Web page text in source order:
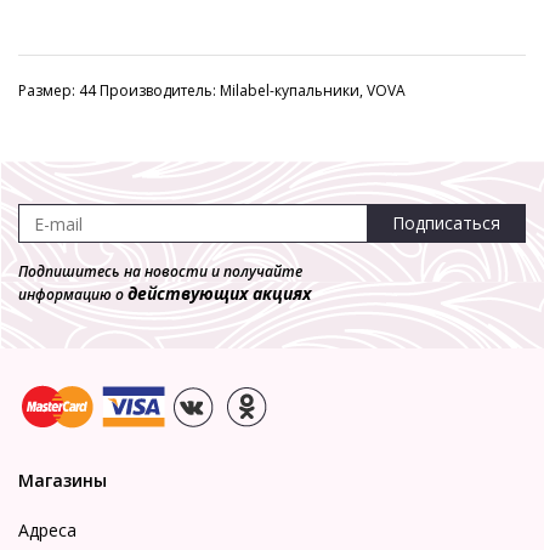
Размер: 44 Производитель: Milabel-купальники, VOVA
Подписаться
Подпишитесь на новости и получайте
информацию одействующих акциях
Магазины
Адреса